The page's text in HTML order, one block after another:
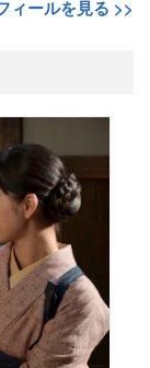
ィールを見る >>